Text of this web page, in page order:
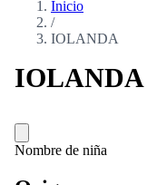
Inicio
/
IOLANDA
IOLANDA
Nombre de niña